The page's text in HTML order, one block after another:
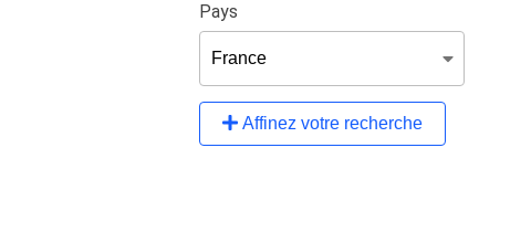
Pays
Affinez votre recherche